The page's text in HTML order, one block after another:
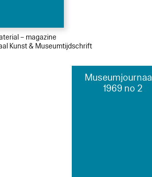
– magazine
Kunst & Museumtijdschrift
1969 no 2